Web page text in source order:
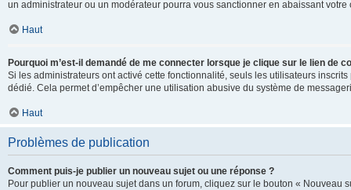
un administrateur ou un modérateur pourra vous sanctionner en abaissant votre
Haut
Pourquoi m’est-il demandé de me connecter lorsque je clique sur le lien de
Si les administrateurs ont activé cette fonctionnalité, seuls les utilisateurs
dédié. Cela permet d’empêcher une utilisation abusive du système de
Haut
Problèmes de publication
Comment puis-je publier un nouveau sujet ou une réponse ?
Pour publier un nouveau sujet dans un forum, cliquez sur le bouton «